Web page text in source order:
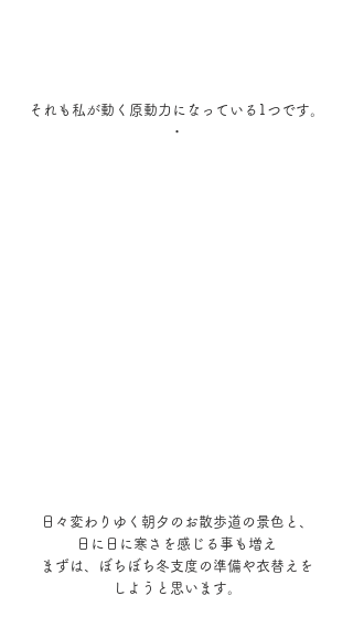
それも私が動く原動力になっている1つです。
・
日々変わりゆく朝夕のお散歩道の景色と、
日に日に寒さを感じる事も増え
まずは、ぼちぼち冬支度の準備や衣替えを
しようと思います。